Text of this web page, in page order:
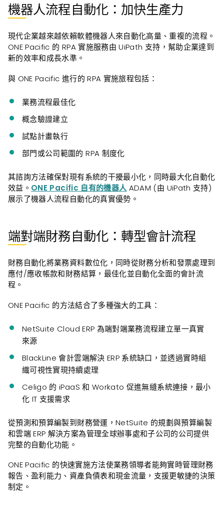
機器人流程自動化：加快生產力
現代企業越來越依賴軟體機器人來自動化高量、重複的流程。
ONE Pacific 的 RPA 實施服務由 UiPath 支持，幫助企業達到
新的效率和成長水準。
與 ONE Pacific 進行的 RPA 實施旅程包括：
業務流程最佳化
概念驗證建立
試點計畫執行
部門或公司範圍的 RPA 制度化
其諮詢方法確保對現有系統的干擾最小化，同時最大化自動化
效益。 ONE Pacific 自有的機器人 ADAM (由 UiPath 支持)
展示了機器人流程自動化的真實優勢。
端對端財務自動化：轉型會計流程
財務自動化將業務資料數位化，同時從財務分析和發票處理到
應付/應收帳款和財務結算，最佳化並自動化全面的會計流
程。
ONE Pacific 的方法結合了多種強大的工具：
NetSuite Cloud ERP 為端對端業務流程建立單一真實
來源
BlackLine 會計雲端解決 ERP 系統缺口，並透過實時組
織可視性實現持續處理
Celigo 的 iPaaS 和 Workato 促進無縫系統連接，最小
化 IT 支援需求
從預測和預算編製到財務營運，NetSuite 的規劃與預算編製
和雲端 ERP 解決方案為管理全球辦事處和子公司的公司提供
完整的自動化功能。
ONE Pacific 的快速實施方法使業務領導者能夠實時管理財務
報告、盈利能力、資產負債表和現金流量，支援更敏捷的決策
制定。